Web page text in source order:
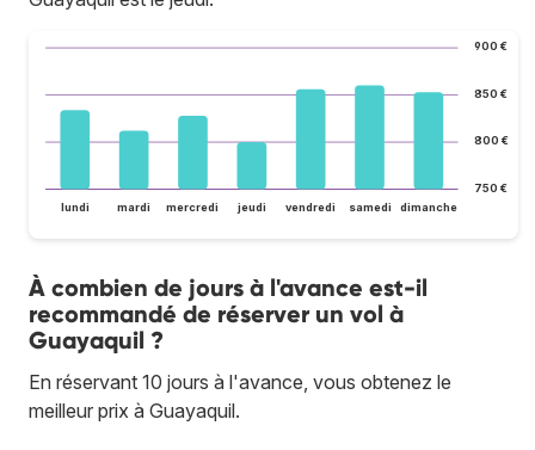
750 €
800 €
850 €
900 €
lundi mardi mercredi jeudi vendredi samedi dimanche
À combien de jours à l'avance est-il
recommandé de réserver un vol à
Guayaquil ?
En réservant 10 jours à l'avance, vous obtenez le
meilleur prix à Guayaquil.